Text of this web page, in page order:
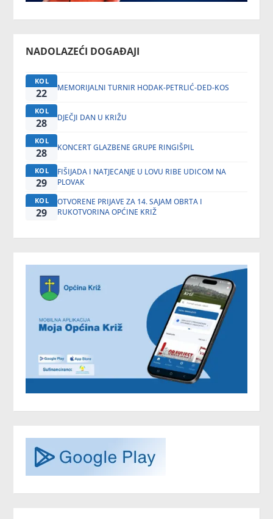
NADOLAZEĆI DOGAĐAJI
KOL
22 MEMORIJALNI TURNIR HODAK-PETRLIĆ-DED-KOS
KOL
28 DJEČJI DAN U KRIŽU
KOL
28 KONCERT GLAZBENE GRUPE RINGIŠPIL
KOL
29
FIŠIJADA I NATJECANJE U LOVU RIBE UDICOM NA
PLOVAK
KOL
29
OTVORENE PRIJAVE ZA 14. SAJAM OBRTA I
RUKOTVORINA OPĆINE KRIŽ